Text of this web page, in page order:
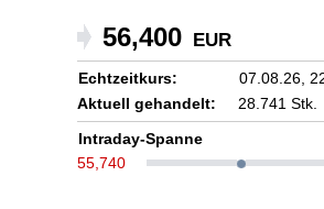
56,400 EUR
Echtzeitkurs: 07.08.26,
Aktuell gehandelt:
28.741 Stk.
Intraday-Spanne
55,740